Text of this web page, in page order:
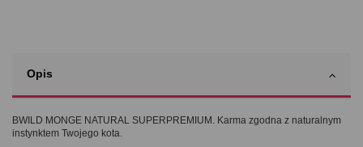
Opis
BWILD MONGE NATURAL SUPERPREMIUM. Karma zgodna z naturalnym
instynktem Twojego kota.